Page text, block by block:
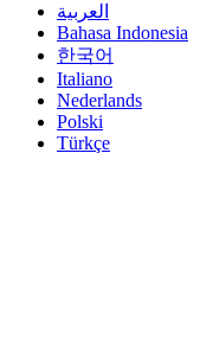
العربية
Bahasa Indonesia
한국어
Italiano
Nederlands
Polski
Türkçe